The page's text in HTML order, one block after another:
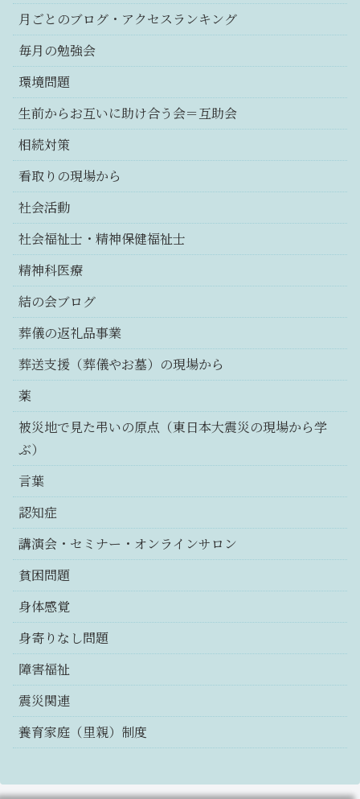
月ごとのブログ・アクセスランキング
毎月の勉強会
環境問題
生前からお互いに助け合う会＝互助会
相続対策
看取りの現場から
社会活動
社会福祉士・精神保健福祉士
精神科医療
結の会ブログ
葬儀の返礼品事業
葬送支援（葬儀やお墓）の現場から
薬
被災地で見た弔いの原点（東日本大震災の現場から学
ぶ）
言葉
認知症
講演会・セミナー・オンラインサロン
貧困問題
身体感覚
身寄りなし問題
障害福祉
震災関連
養育家庭（里親）制度